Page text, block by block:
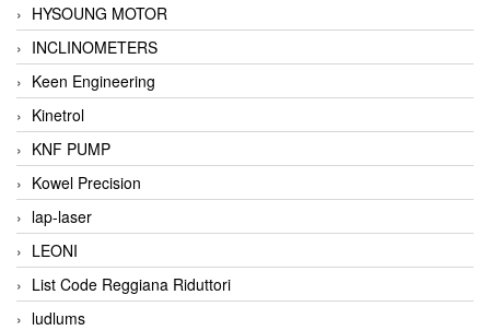
HYSOUNG MOTOR
INCLINOMETERS
Keen Engineering
Kinetrol
KNF PUMP
Kowel Precision
lap-laser
LEONI
List Code Reggiana Riduttori
ludlums